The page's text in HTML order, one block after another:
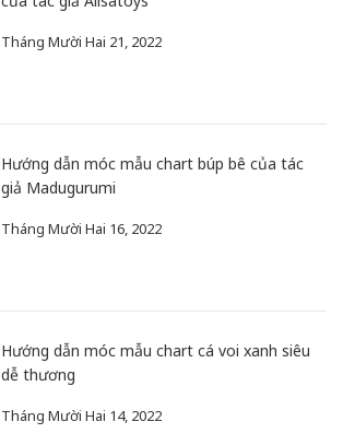
Tháng Mười Hai 21, 2022
Hướng dẫn móc mẫu chart búp bê của tác
giả Madugurumi
Tháng Mười Hai 16, 2022
Hướng dẫn móc mẫu chart cá voi xanh siêu
dễ thương
Tháng Mười Hai 14, 2022